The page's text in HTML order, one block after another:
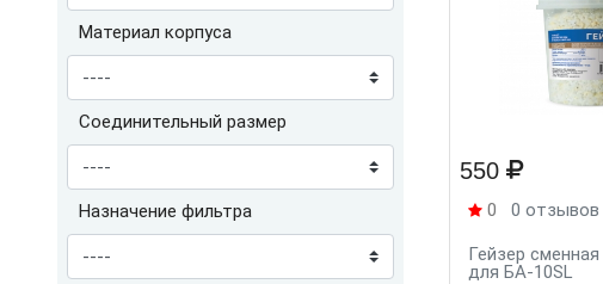
Материал корпуса
Соединительный размер
Назначение фильтра
550
0 0 отзывов
Гейзер
для БА-10SL